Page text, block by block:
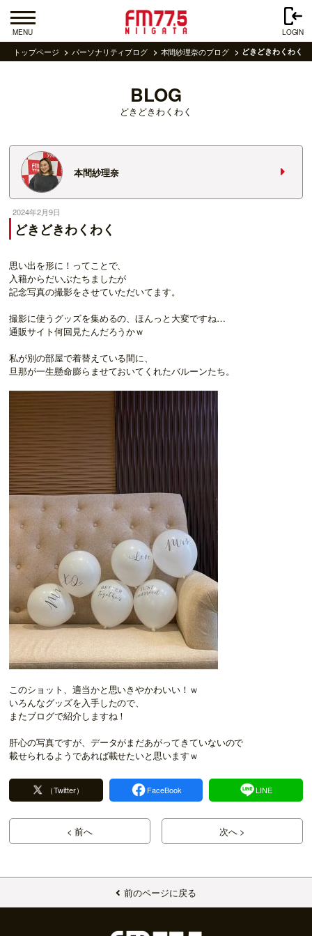
MENU LOGIN
トップページ パーソナリティブログ 本間紗理奈のブログ どきどきわくわく
BLOG
どきどきわくわく
本間紗理奈
2024年2月9日
どきどきわくわく
思い出を形に！ってことで、
入籍からだいぶたちましたが
記念写真の撮影をさせていただいてます。
撮影に使うグッズを集めるの、ほんっと大変ですね…
通販サイト何回見たんだろうかｗ
私が別の部屋で着替えている間に、
旦那が一生懸命膨らませておいてくれたバルーンたち。
このショット、適当かと思いきやかわいい！ｗ
いろんなグッズを入手したので、
またブログで紹介しますね！
肝心の写真ですが、データがまだあがってきていないので
載せられるようであれば載せたいと思いますｗ
（Twitter） FaceBook LINE
< 前へ 次へ >
前のページに戻る